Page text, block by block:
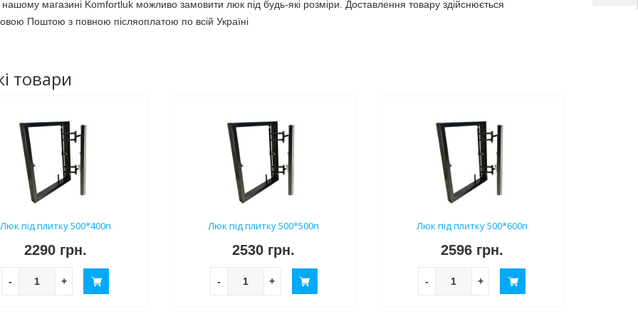
магазині Komfortluk можливо замовити люк під будь-які розміри. Доставлення товару здійснюється
Поштою з повною післяоплатою по всій Україні
товари
Люк під плитку 500*400п
2290 грн.
- +
Люк під плитку 500*500п
2530 грн.
- +
Люк під плитку 500*600п
2596 грн.
- +